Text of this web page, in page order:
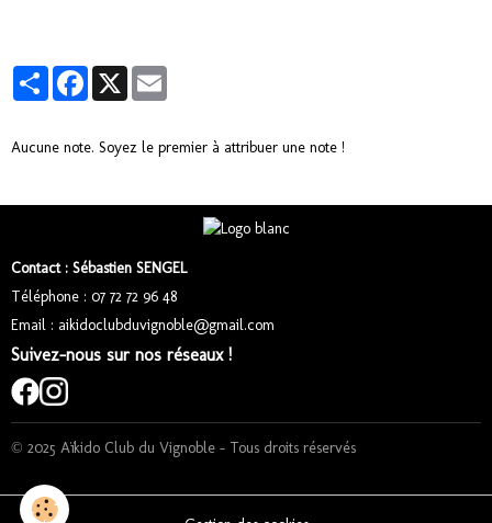
PartagerFacebook
X
Aucune note. Soyez le premier à attribuer une note !
Contact : Sébastien SENGEL
Téléphone : 07 72 72 96 48
Email : aikidoclubduvignoble@gmail.com
Suivez-nous sur nos réseaux !
© 2025 Aïkido Club du Vignoble – Tous droits réservés